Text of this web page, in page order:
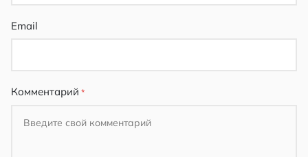
Email
Комментарий